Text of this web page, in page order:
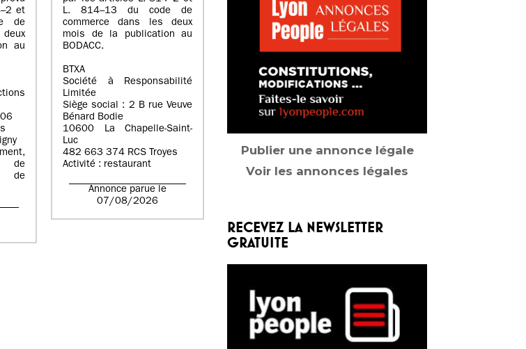
et
de
au
de
de
L. 814–13 du code de
commerce dans les deux
mois de la publication au
BODACC.
BTXA
Société à Responsabilité
Limitée
Siège social : 2 B rue Veuve
Bénard Bodie
10600 La Chapelle-Saint-
Luc
482 663 374 RCS Troyes
Activité : restaurant
Annonce parue le
07/08/2026
Publier une annonce légale
Voir les annonces légales
RECEVEZ LA NEWSLETTER
GRATUITE